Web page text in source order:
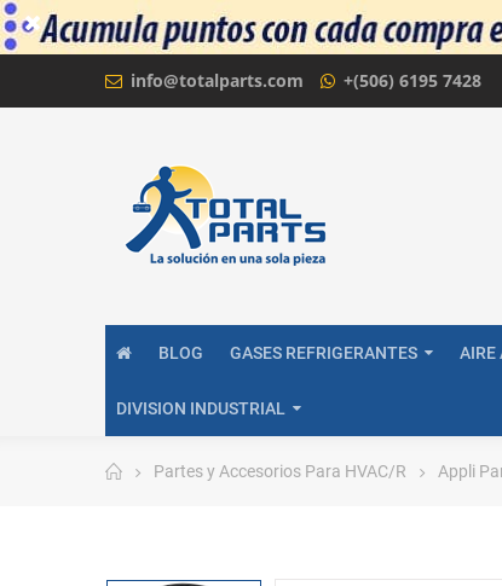
info@totalparts.com +(506) 6195 7428
BLOG GASES REFRIGERANTES AIRE
DIVISION INDUSTRIAL
Partes y Accesorios Para HVAC/R Appli